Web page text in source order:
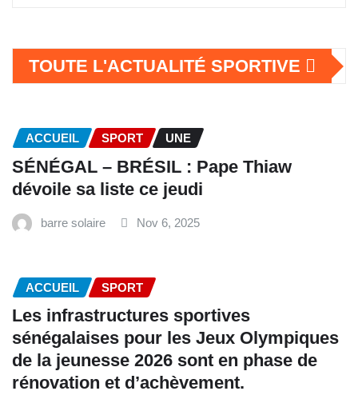
TOUTE L'ACTUALITÉ SPORTIVE
ACCUEIL SPORT UNE
SÉNÉGAL – BRÉSIL : Pape Thiaw
dévoile sa liste ce jeudi
barre solaire Nov 6, 2025
ACCUEIL SPORT
Les infrastructures sportives
sénégalaises pour les Jeux Olympiques
de la jeunesse 2026 sont en phase de
rénovation et d’achèvement.